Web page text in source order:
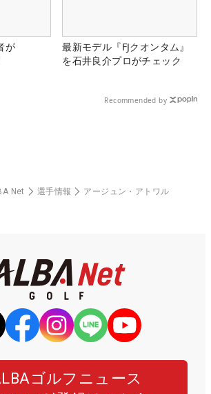
が
最新モデル『FJクオンタム』
を石井良介プロがチェック
Recommended by
Net 選手情報 アージュン・アトワル
ゴルフニュース